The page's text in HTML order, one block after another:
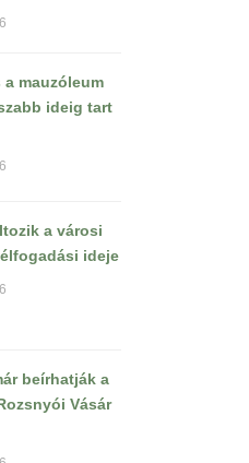
a mauzóleum
ideig tart
a városi
ideje
beírhatják a
Vásár